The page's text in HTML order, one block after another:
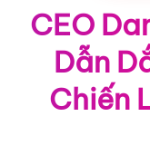
CEO
Dẫn
Chiến